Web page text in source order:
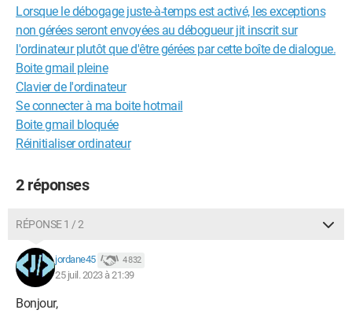
{
die("Erreur : ".$e->getMessage());
}
$reponse = $bdd->query("SELECT Pseudo, Message FROM
minichat order by Id desc limit 0, 10")
echo "htmlspecialchars($donnees['Pseudo']) .
htmlspecialchars($donnees['Message']) ";
}
$reponse->closeCursor();
Lorsque le débogage juste-à-temps est activé, les exceptions
non gérées seront envoyées au débogueur jit inscrit sur
l'ordinateur plutôt que d'être gérées par cette boîte de dialogue.
Boite gmail pleine
Clavier de l'ordinateur
Se connecter à ma boite hotmail
Boite gmail bloquée
Réinitialiser ordinateur
2 réponses
RÉPONSE 1 / 2
jordane45 4 832
25 juil. 2023 à 21:39
Bonjour,